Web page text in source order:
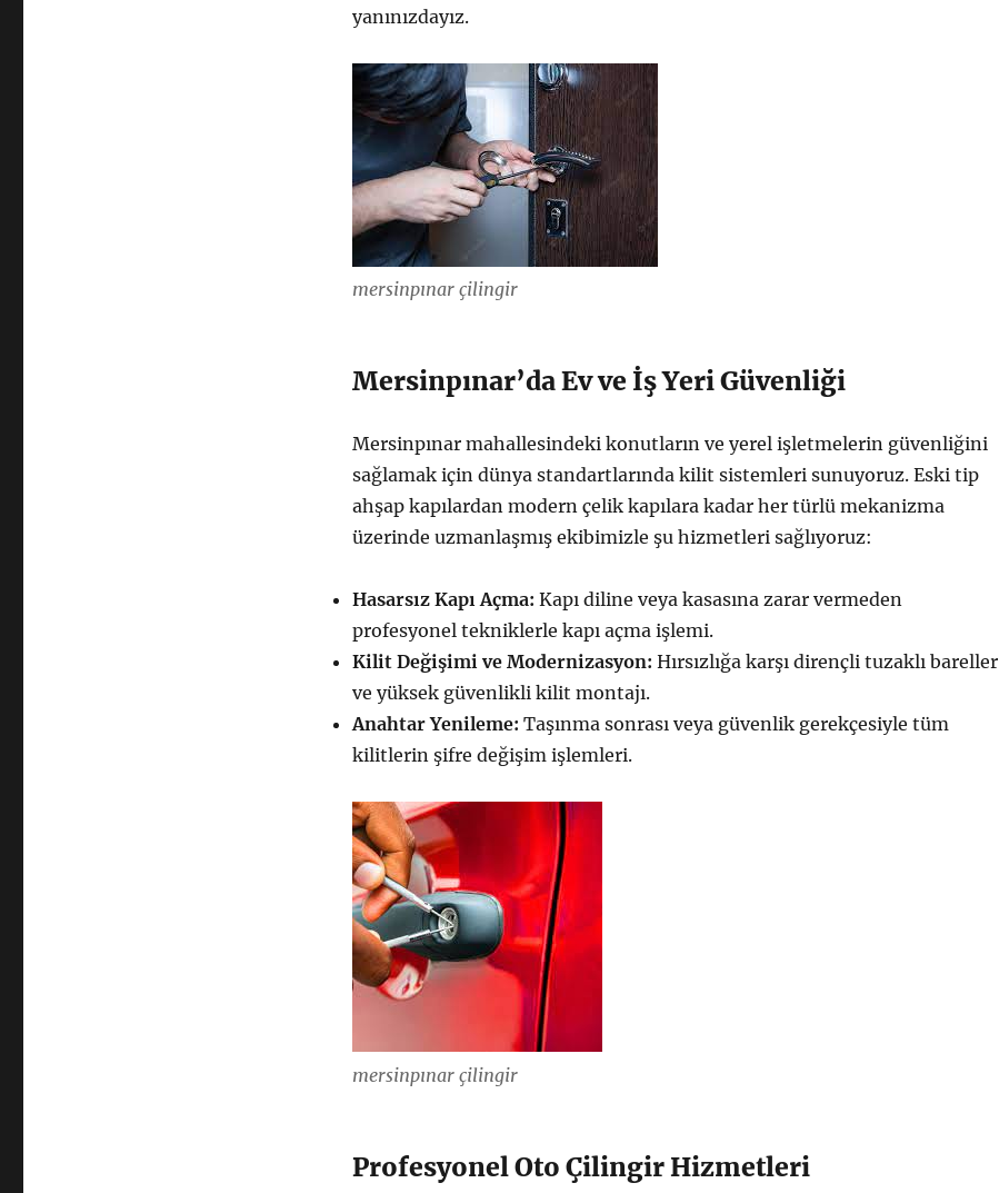
yanınızdayız.
mersinpınar çilingir
Mersinpınar’da Ev ve İş Yeri Güvenliği
Mersinpınar mahallesindeki konutların ve yerel işletmelerin güvenliğini
sağlamak için dünya standartlarında kilit sistemleri sunuyoruz. Eski tip
ahşap kapılardan modern çelik kapılara kadar her türlü mekanizma
üzerinde uzmanlaşmış ekibimizle şu hizmetleri sağlıyoruz:
Hasarsız Kapı Açma: Kapı diline veya kasasına zarar vermeden
profesyonel tekniklerle kapı açma işlemi.
Kilit Değişimi ve Modernizasyon: Hırsızlığa karşı dirençli tuzaklı bareller
ve yüksek güvenlikli kilit montajı.
Anahtar Yenileme: Taşınma sonrası veya güvenlik gerekçesiyle tüm
kilitlerin şifre değişim işlemleri.
mersinpınar çilingir
Profesyonel Oto Çilingir Hizmetleri